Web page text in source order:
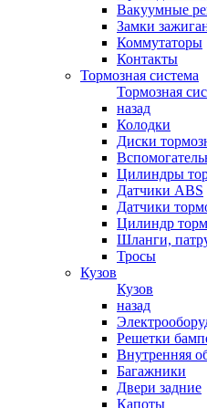
Вакуумные
Замки
Коммутаторы
Контакты
Тормозная система
Тормозная
назад
Колодки
Диски
Цилиндры
Датчики ABS
Датчики
Цилиндр
Шланги,
Тросы
Кузов
Кузов
назад
Решетки
Внутренняя
Багажники
Двери задние
Капоты